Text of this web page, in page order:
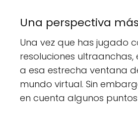
Una perspectiva
Una vez que has jugado
resoluciones ultraanchas,
a esa estrecha ventana
mundo virtual. Sin
en cuenta algunos